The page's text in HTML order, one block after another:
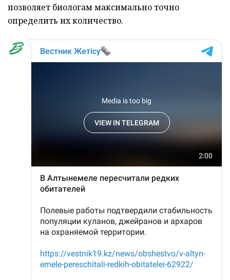
позволяет биологам максимально точно
определить их количество.